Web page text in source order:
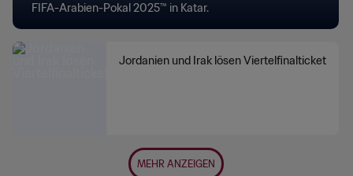
FIFA-Arabien-Pokal 2025™ in Katar.
Jordanien und Irak lösen Viertelfinalticket
MEHR ANZEIGEN